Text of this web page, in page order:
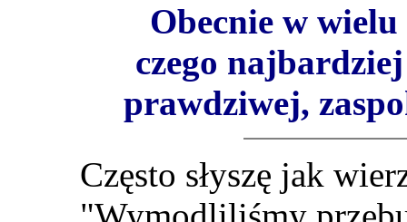
Obecnie w
czego
prawdziwej,
Często słyszę jak